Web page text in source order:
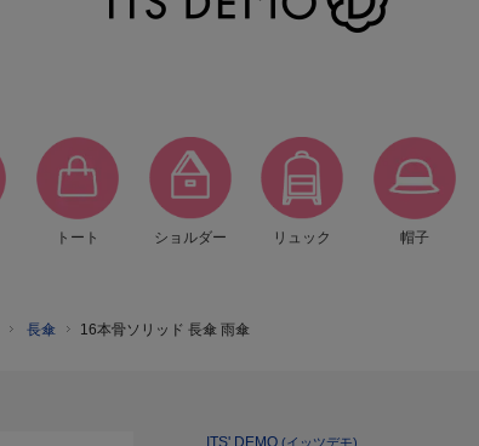
トート ショルダー リュック 帽子
長傘 16本骨ソリッド 長傘 雨傘
ITS' DEMO (イッツデモ)